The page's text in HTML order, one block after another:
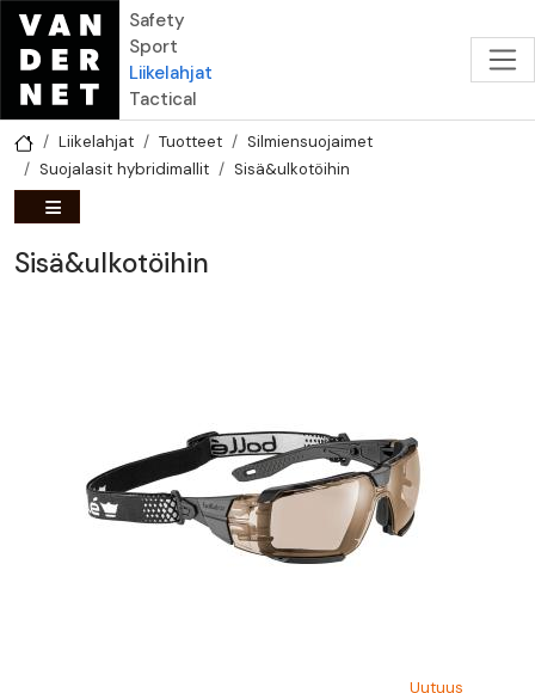
Hyppää pääsisältöön
Safety
Sport
Liikelahjat
Tactical
Liikelahjat Tuotteet
Silmiensuojaimet
Suojalasit hybridimallit
Sisä&ulkotöihin
Sisä&ulkotöihin
Uutuus